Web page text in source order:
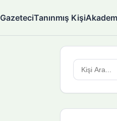
GazeteciTanınmış Kişi
Arama
yapın: